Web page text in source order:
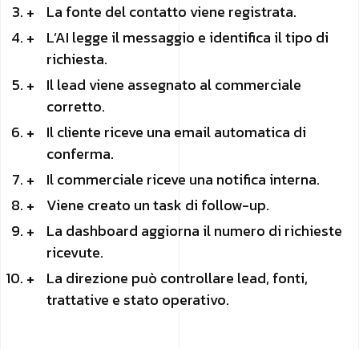
La fonte del contatto viene registrata.
L’AI legge il messaggio e identifica il tipo di
richiesta.
Il lead viene assegnato al commerciale
corretto.
Il cliente riceve una email automatica di
conferma.
Il commerciale riceve una notifica interna.
Viene creato un task di follow-up.
La dashboard aggiorna il numero di richieste
ricevute.
La direzione può controllare lead, fonti,
trattative e stato operativo.